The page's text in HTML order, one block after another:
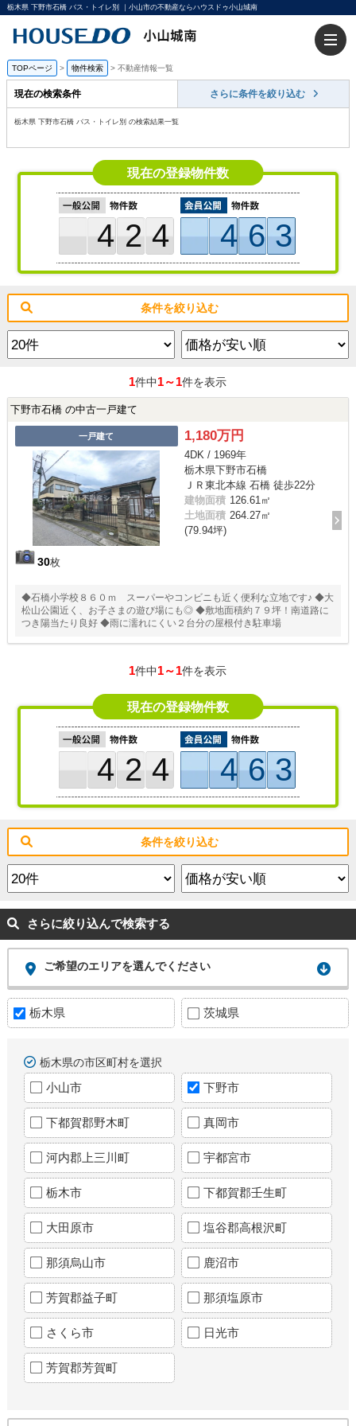
栃木県 下野市石橋 バス・トイレ別 ｜小山市の不動産ならハウスドゥ小山城南
TOPページ > 物件検索 > 不動産情報一覧
現在の検索条件 さらに条件を絞り込む
栃木県 下野市石橋 バス・トイレ別 の検索結果一覧
現在の登録物件数
424 463
条件を絞り込む
1件中1～1件を表示
下野市石橋 の中古一戸建て
一戸建て
30枚
1,180万円
4DK / 1969年
栃木県下野市石橋
ＪＲ東北本線 石橋 徒歩22分
建物面積 126.61㎡
土地面積 264.27㎡
(79.94坪)
◆石橋小学校８６０ｍ スーパーやコンビニも近く便利な立地です♪ ◆大
松山公園近く、お子さまの遊び場にも◎ ◆敷地面積約７９坪！南道路に
つき陽当たり良好 ◆雨に濡れにくい２台分の屋根付き駐車場
1件中1～1件を表示
現在の登録物件数
424 463
条件を絞り込む
さらに絞り込んで検索する
ご希望のエリアを選んでください
栃木県 茨城県
栃木県の市区町村を選択
小山市 下野市
下都賀郡野木町 真岡市
河内郡上三川町 宇都宮市
栃木市 下都賀郡壬生町
大田原市 塩谷郡高根沢町
那須烏山市 鹿沼市
芳賀郡益子町 那須塩原市
さくら市 日光市
芳賀郡芳賀町